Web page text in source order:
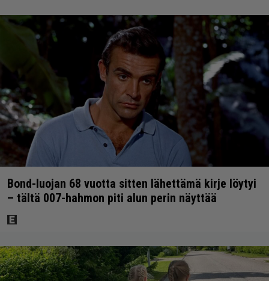
Bond-luojan 68 vuotta sitten lähettämä kirje löytyi
– tältä 007-hahmon piti alun perin näyttää